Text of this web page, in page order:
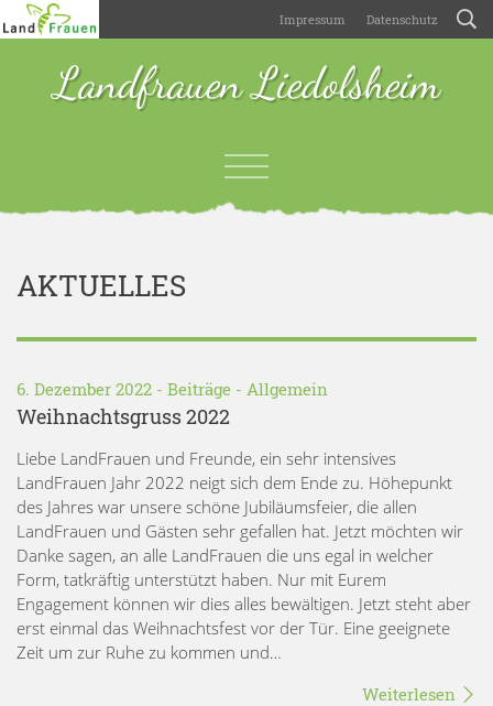
Impressum Datenschutz
Landfrauen Liedolsheim
AKTUELLES
6. Dezember 2022 - Beiträge - Allgemein
Weihnachtsgruss 2022
Liebe LandFrauen und Freunde, ein sehr intensives
LandFrauen Jahr 2022 neigt sich dem Ende zu. Höhepunkt
des Jahres war unsere schöne Jubiläumsfeier, die allen
LandFrauen und Gästen sehr gefallen hat. Jetzt möchten wir
Danke sagen, an alle LandFrauen die uns egal in welcher
Form, tatkräftig unterstützt haben. Nur mit Eurem
Engagement können wir dies alles bewältigen. Jetzt steht aber
erst einmal das Weihnachtsfest vor der Tür. Eine geeignete
Zeit um zur Ruhe zu kommen und…
Weiterlesen